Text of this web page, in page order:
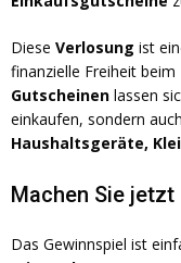
Diese Verlosung ist
finanzielle Freiheit beim
Gutscheinen lassen
einkaufen, sondern
Haushaltsgeräte,
Machen Sie jetzt
Das Gewinnspiel ist